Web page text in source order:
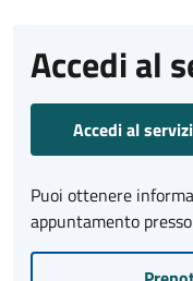
Accedi al
Accedi al
Puoi ottenere
appuntamento